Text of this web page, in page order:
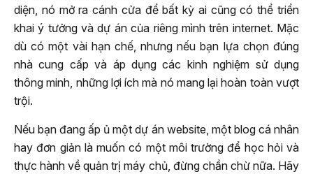
diện, nó mở ra cánh cửa để bất kỳ ai cũng có thể triển
khai ý tưởng và dự án của riêng mình trên internet. Mặc
dù có một vài hạn chế, nhưng nếu bạn lựa chọn đúng
nhà cung cấp và áp dụng các kinh nghiệm sử dụng
thông minh, những lợi ích mà nó mang lại hoàn toàn vượt
trội.
Nếu bạn đang ấp ủ một dự án website, một blog cá nhân
hay đơn giản là muốn có một môi trường để học hỏi và
thực hành về quản trị máy chủ, đừng chần chừ nữa. Hãy